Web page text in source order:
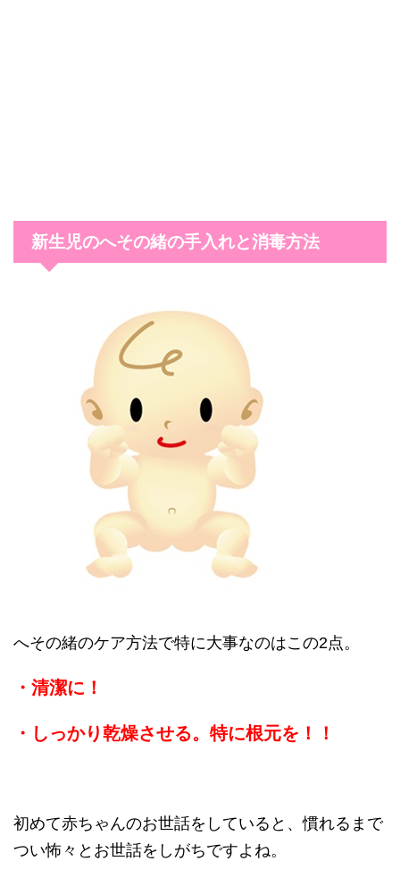
新生児のへその緒の手入れと消毒方法
へその緒のケア方法で特に大事なのはこの2点。
・清潔に！
・しっかり乾燥させる。 特に根元を！！
初めて赤ちゃんのお世話をしていると、慣れるまで
つい怖々とお世話をしがちですよね。